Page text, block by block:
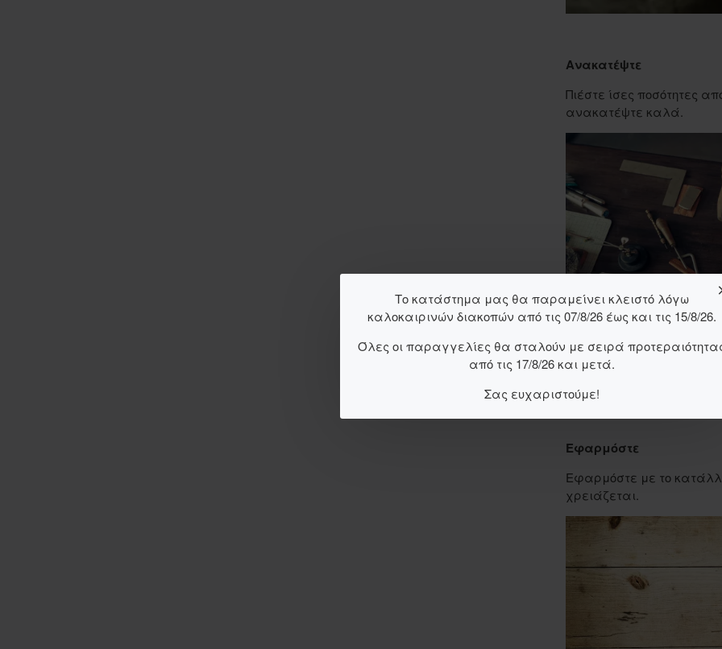
Το κατάστημα μας θα παραμείνει κλειστό λόγω
καλοκαιρινών διακοπών από τις 07/8/26 έως και τις 15/8/26.
Όλες οι παραγγελίες θα σταλούν με σειρά
από τις 17/8/26 και μετά.
Σας ευχαριστούμε!
Ανακατέψτε
Πιέστε ίσες ποσότητες
ανακατέψτε καλά.
Εφαρμόστε
Εφαρμόστε με το
χρειάζεται.